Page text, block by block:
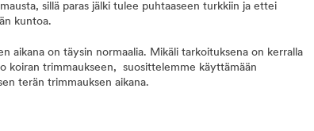
sillä paras jälki tulee puhtaaseen turkkiin ja ettei
kuntoa.
aikana on täysin normaalia. Mikäli tarkoituksena on kerralla
koiran trimmaukseen, suosittelemme käyttämään
terän trimmauksen aikana.